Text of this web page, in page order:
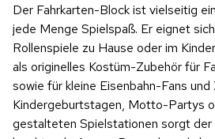
Der Fahrkarten-Block ist vielseitig
jede Menge Spielspaß. Er eignet
Rollenspiele zu Hause oder im
als originelles Kostüm-Zubehör für
sowie für kleine Eisenbahn-Fans und
Kindergeburtstagen, Motto-Partys
gestalteten Spielstationen sorgt